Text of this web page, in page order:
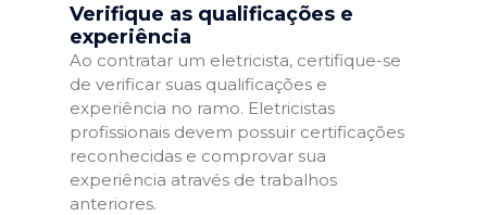
Verifique as qualificações e
experiência
Ao contratar um eletricista, certifique-se
de verificar suas qualificações e
experiência no ramo. Eletricistas
profissionais devem possuir certificações
reconhecidas e comprovar sua
experiência através de trabalhos
anteriores.